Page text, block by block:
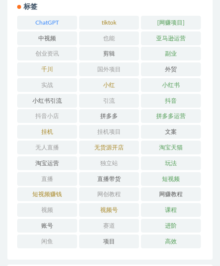
标签
ChatGPT tiktok [网赚项目]
中视频 也能 亚马逊运营
创业资讯 剪辑 副业
千川 国外项目 外贸
实战 小红 小红书
小红书引流 引流 抖音
抖音小店 拼多多 拼多多运营
挂机 挂机项目 文案
无人直播 无货源开店 淘宝天猫
淘宝运营 独立站 玩法
直播 直播带货 短视频
短视频赚钱 网创教程 网赚教程
视频 视频号 课程
账号 赛道 进阶
闲鱼 项目 高效